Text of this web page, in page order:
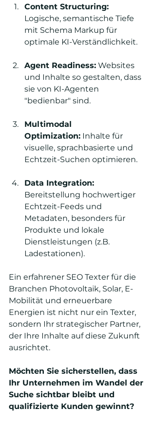
Content Structuring:
Logische, semantische Tiefe
mit Schema Markup für
optimale KI-Verständlichkeit.
Agent Readiness: Websites
und Inhalte so gestalten, dass
sie von KI-Agenten
"bedienbar" sind.
Multimodal
Optimization: Inhalte für
visuelle, sprachbasierte und
Echtzeit-Suchen optimieren.
Data Integration:
Bereitstellung hochwertiger
Echtzeit-Feeds und
Metadaten, besonders für
Produkte und lokale
Dienstleistungen (z.B.
Ladestationen).
Ein erfahrener SEO Texter für die
Branchen Photovoltaik, Solar, E-
Mobilität und erneuerbare
Energien ist nicht nur ein Texter,
sondern Ihr strategischer Partner,
der Ihre Inhalte auf diese Zukunft
ausrichtet.
Möchten Sie sicherstellen, dass
Ihr Unternehmen im Wandel der
Suche sichtbar bleibt und
qualifizierte Kunden gewinnt?